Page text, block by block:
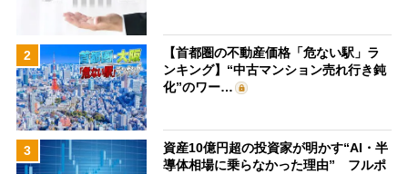
2
【首都圏の不動産価格「危ない駅」ラ
ンキング】“中古マンション売れ行き鈍
化”のワー…
3
資産10億円超の投資家が明かす“AI・半
導体相場に乗らなかった理由” フルポ